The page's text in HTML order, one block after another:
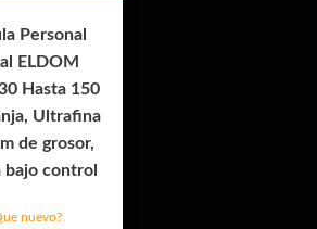
Personal
ELDOM
Hasta 150
Ultrafina
de grosor,
bajo control
nuevo?